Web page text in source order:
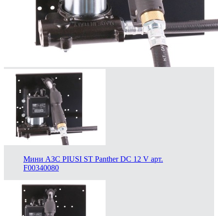
Мини АЗС PIUSI ST Panther DC 12 V арт.
F00340080